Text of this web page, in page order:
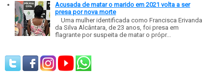
Acusada de matar o marido em 2021 volta a ser
presa por nova morte
Uma mulher identificada como Francisca Erivanda
da Silva Alcântara, de 23 anos, foi presa em
flagrante por suspeita de matar o própr...